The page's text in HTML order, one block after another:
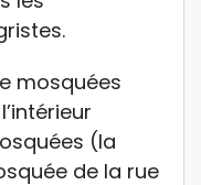
mosquées
(la
de la rue